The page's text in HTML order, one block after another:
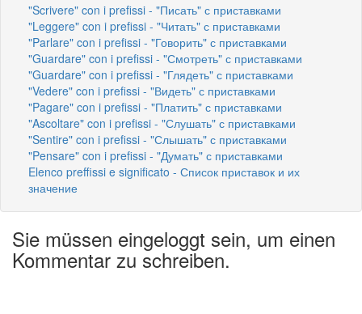
"Scrivere" con i prefissi - "Писать" с приставками
"Leggere" con i prefissi - "Читать" с приставками
"Parlare" con i prefissi - "Говорить" с приставками
"Guardare" con i prefissi - "Смотреть" с приставками
"Guardare" con i prefissi - "Глядеть" с приставками
"Vedere" con i prefissi - "Видеть" с приставками
"Pagare" con i prefissi - "Платить" с приставками
"Ascoltare" con i prefissi - "Слушать" с приставками
"Sentire" con i prefissi - "Слышать" с приставками
"Pensare" con i prefissi - "Думать" с приставками
Elenco preffissi e significato - Список приставок и их
значение
Sie müssen eingeloggt sein, um einen
Kommentar zu schreiben.